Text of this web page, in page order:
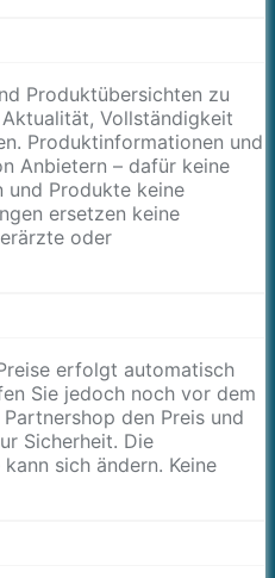
Produktübersichten zu
Vollständigkeit
Produktinformationen und
Anbietern – dafür keine
und Produkte keine
ersetzen keine
oder
erfolgt automatisch
Sie jedoch noch vor dem
den Preis und
Sicherheit. Die
sich ändern. Keine